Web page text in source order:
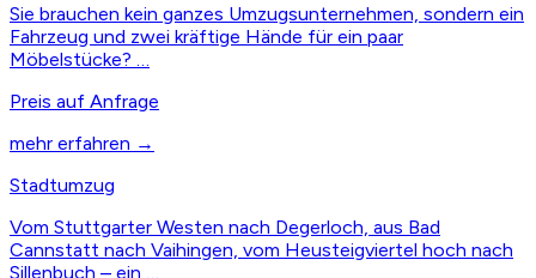
Sie brauchen kein ganzes Umzugsunternehmen, sondern ein
Fahrzeug und zwei kräftige Hände für ein paar
Möbelstücke? …
Preis auf Anfrage
mehr erfahren →
Stadtumzug
Vom Stuttgarter Westen nach Degerloch, aus Bad
Cannstatt nach Vaihingen, vom Heusteigviertel hoch nach
Sillenbuch – ein …